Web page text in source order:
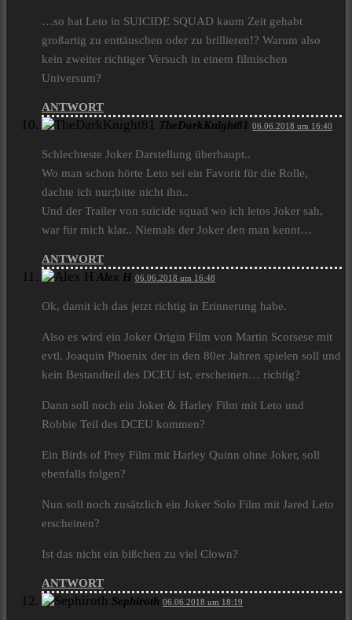
…so hat Leto in SUICIDE SQUAD kaum Zeit gehabt
großartig zu enttäuschen oder zu brillieren!? Warum also
kein zweiter richtiger Versuch in einem filmischen
Universum?
ANTWORT
TheDarkKnight81 06.06.2018 um 16:40
Schlechteste Joker Darstellung überhaupt..
Wo man schon hörte Leto sei ein Favorit für die Rolle,
dachte ich nur;bitte nicht ihn..
Und der Trailer von suicide squad wo ich letos Joker sah,
war für mich klar.. Niemals der Joker den man kennt…
ANTWORT
Alex H 06.06.2018 um 16:48
Ok, damit ich das jetzt richtig in Erinnerung habe.
Also es wird ein Joker Origin Film von Martin Scorsese mit
evtl. Joaquin Phoenix der in den 80er Jahren spielen soll und
kein Bestandteil des DCEU ist, erscheinen… richtig?
Dann soll noch ein Joker & Harley Film mit Leto und
Robbie Teil des DCEU kommen?
Ein Birds of Prey Film mit Harley Quinn ohne Joker, soll
ebenfalls folgen?
Nun soll noch zusätzlich ein Joker Solo Film mit Jared Leto
erscheinen?
Ist das nicht ein bißchen zu viel Clown?
ANTWORT
Sephiroth 06.06.2018 um 18:19